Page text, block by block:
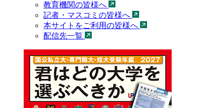
教育機関の皆様へ
記者・マスコミの皆様へ
本サイトをご利用の皆様へ
配信先一覧